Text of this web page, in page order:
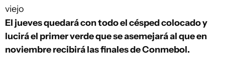
viejo
El jueves quedará con todo el césped colocado y
lucirá el primer verde que se asemejará al que en
noviembre recibirá las finales de Conmebol.